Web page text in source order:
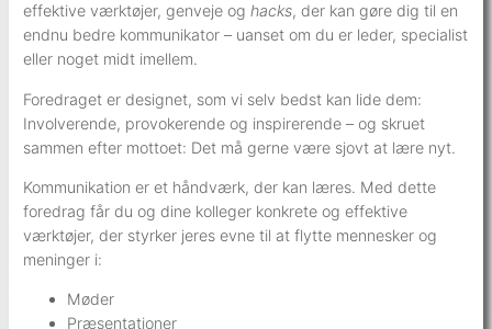
effektive værktøjer, genveje oghacks, der kan gøre dig til en
endnu bedre kommunikator – uanset om du er leder, specialist
eller noget midt imellem.
Foredraget er designet, som vi selv bedst kan lide dem:
Involverende, provokerende og inspirerende – og skruet
sammen efter mottoet: Det må gerne være sjovt at lære nyt.
Kommunikation er et håndværk, der kan læres. Med dette
foredrag får du og dine kolleger konkrete og effektive
værktøjer, der styrker jeres evne til at flytte mennesker og
meninger i:
Møder
Præsentationer